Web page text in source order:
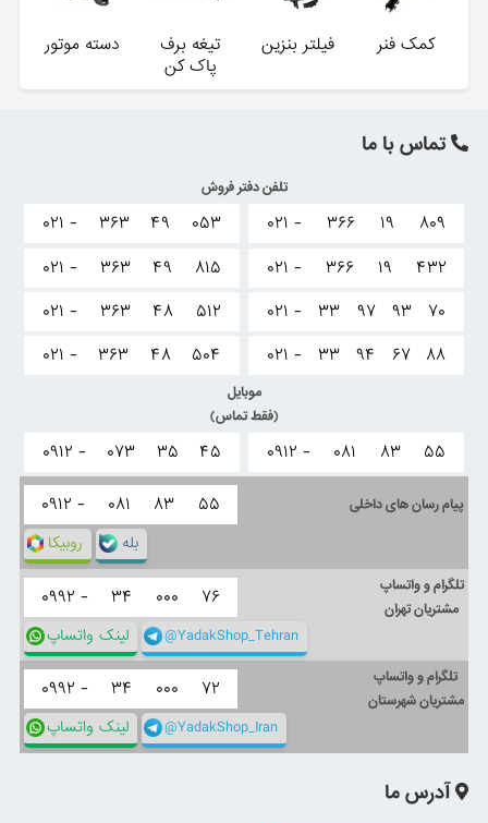
کمک فنر فیلتر بنزین
تیغه برف
پاک کن
دسته موتور
تماس با ما
تلفن دفتر فروش
۰۲۱ - ۳۶۶ ۱۹
۸۰۹
۰۲۱ -
۳۶۶ ۱۹
۴۳۲
۰۲۱ -
۳۳ ۹۷ ۹۳
۷۰
۰۲۱ -
۳۳ ۹۴ ۶۷ ۸۸
۰۲۱ - ۳۶۳ ۴۹
۰۵۳
۰۲۱ -
۳۶۳ ۴۹
۸۱۵
۰۲۱ -
۳۶۳ ۴۸
۵۱۲
۰۲۱ -
۳۶۳ ۴۸ ۵۰۴
موبایل
(فقط تماس)
۰۹۱۲ - ۰۸۱ ۸۳ ۵۵ ۰۹۱۲ - ۰۷۳ ۳۵ ۴۵
پیام رسان های داخلی ۰۹۱۲ - ۰۸۱ ۸۳ ۵۵
روبیکا بله
تلگرام و واتساپ
مشتریان تهران
۰۹۹۲ - ۳۴ ۰۰۰ ۷۶
لینک واتساپ @YadakShop_Tehran
تلگرام و واتساپ
مشتریان شهرستان
۰۹۹۲ - ۳۴ ۰۰۰ ۷۲
لینک واتساپ @YadakShop_Iran
آدرس ما